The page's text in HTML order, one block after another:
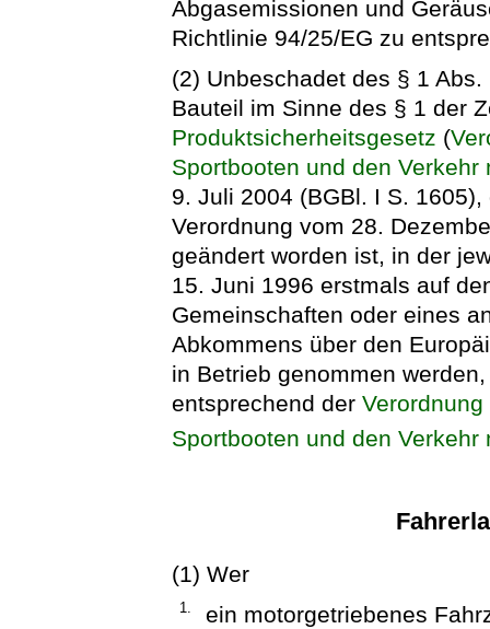
Abgasemissionen und
Richtlinie 94/25/EG zu
(2) Unbeschadet des § 1
Bauteil im Sinne des § 1 der
Produktsicherheitsgesetz (
Sportbooten und den Verkehr
9. Juli 2004 (BGBl. I S.
Verordnung vom 28.
geändert worden ist, in der
15. Juni 1996 erstmals auf
Gemeinschaften oder eines
Abkommens über den
in Betrieb genommen
entsprechend der
Sportbooten und den Verkehr
(1) Wer
1.
ein motorgetriebenes